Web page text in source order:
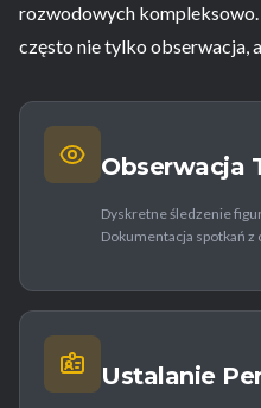
rozwodowych
często nie tylko obserwacja,
Obserwacja
Dyskretne śledzenie
Dokumentacja spotkań
Ustalanie